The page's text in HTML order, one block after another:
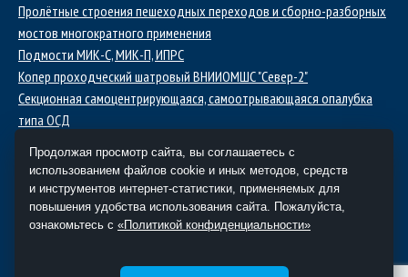
Пролётные строения пешеходных переходов и сборно-разборных
мостов многократного применения
Подмости МИК-С, МИК-П, ИПРС
Копер проходческий шатровый ВНИИОМШС "Север-2"
Секционная самоцентрирующаяся, самоотрывающаяся опалубка
типа ОСД
Шкивы копровые проходческие ШКН, ШКП
(351) 731-61-10
Комплексное продвижение -
Алькон
Продолжая просмотр сайта, вы соглашаетесь с
использованием файлов cookie и иных методов, средств
и инструментов интернет-статистики, применяемых для
повышения удобства использования сайта. Пожалуйста,
ознакомьтесь с «Политикой конфиденциальности»